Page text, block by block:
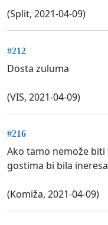
(Split, 2021-04-09)
#212
Dosta zuluma
(VIS, 2021-04-09)
#216
Ako tamo nemože
gostima bi bila
(Komiža, 2021-04-09)